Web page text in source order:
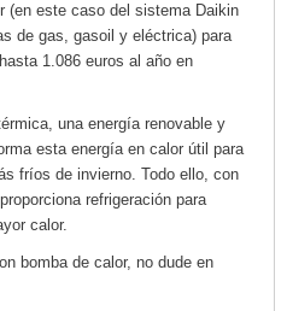
(en este caso del sistema Daikin
de gas, gasoil y eléctrica) para
1.086 euros al año en
una energía renovable y
esta energía en calor útil para
fríos de invierno. Todo ello, con
refrigeración para
calor.
bomba de calor, no dude en